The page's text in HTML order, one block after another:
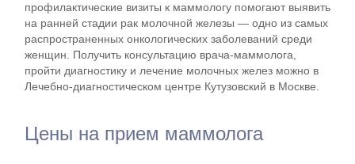
профилактические визиты к маммологу помогают выявить
на ранней стадии рак молочной железы — одно из самых
распространенных онкологических заболеваний среди
женщин. Получить консультацию врача-маммолога,
пройти диагностику и лечение молочных желез можно в
Лечебно-диагностическом центре Кутузовский в Москве.
Цены на прием маммолога